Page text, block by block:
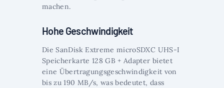
machen.
Hohe Geschwindigkeit
Die SanDisk Extreme microSDXC UHS-I
Speicherkarte 128 GB + Adapter bietet
eine Übertragungsgeschwindigkeit von
bis zu 190 MB/s, was bedeutet, dass